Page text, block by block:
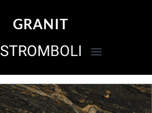
GRANIT
STROMBOLI